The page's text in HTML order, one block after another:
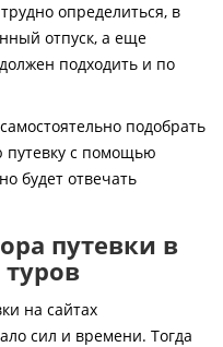
определиться, в
отпуск, а еще
подходить и по
подобрать
путевку с помощью
будет отвечать
путевки в
на сайтах
сил и времени. Тогда